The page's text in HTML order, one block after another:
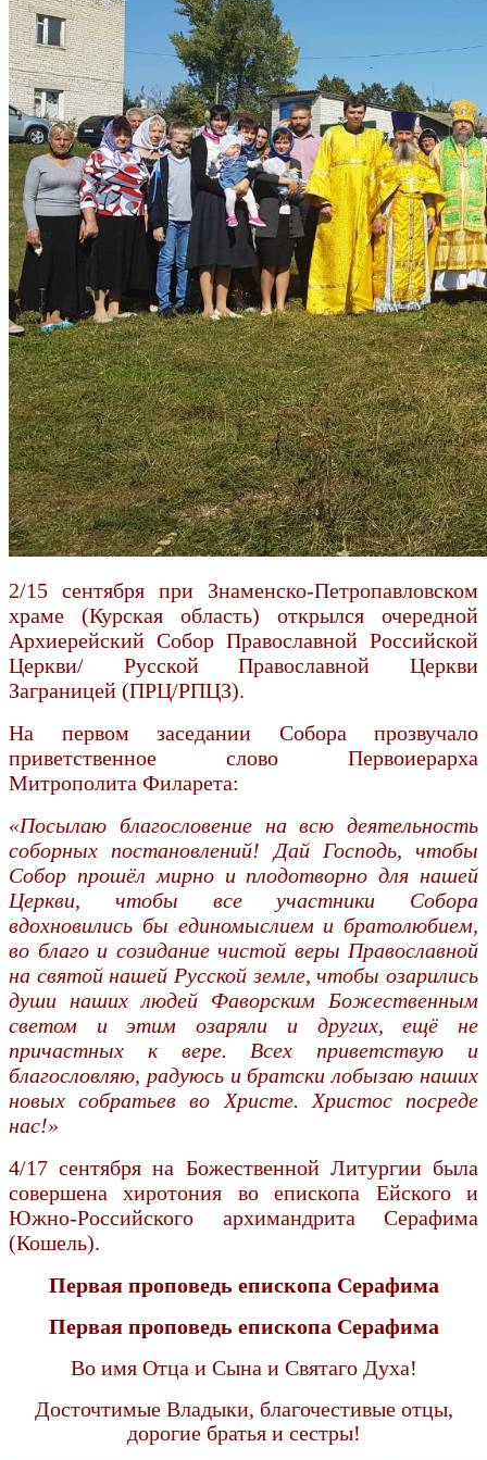
2/15 сентября при Знаменско-Петропавловском
храме (Курская область) открылся очередной
Архиерейский Собор Православной Российской
Церкви/ Русской Православной Церкви
Заграницей (ПРЦ/РПЦЗ).
На первом заседании Собора прозвучало
приветственное слово Первоиерарха
Митрополита Филарета:
«Посылаю благословение на всю деятельность
соборных постановлений! Дай Господь, чтобы
Собор прошёл мирно и плодотворно для нашей
Церкви, чтобы все участники Собора
вдохновились бы единомыслием и братолюбием,
во благо и созидание чистой веры Православной
на святой нашей Русской земле, чтобы озарились
души наших людей Фаворским Божественным
светом и этим озаряли и других, ещё не
причастных к вере. Всех приветствую и
благословляю, радуюсь и братски лобызаю наших
новых собратьев во Христе. Христос посреде
нас!»
4/17 сентября на Божественной Литургии была
совершена хиротония во епископа Ейского и
Южно-Российского архимандрита Серафима
(Кошель).
Первая проповедь епископа Серафима
Первая проповедь епископа Серафима
Во имя Отца и Сына и Святаго Духа!
Досточтимые Владыки, благочестивые отцы,
дорогие братья и сестры!